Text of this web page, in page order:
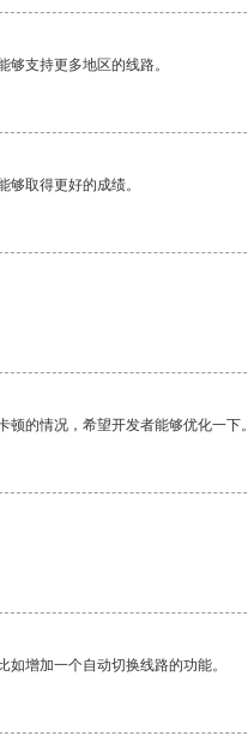
支持更多地区的线路。
取得更好的成绩。
的情况，希望开发者能够优化一下。
增加一个自动切换线路的功能。